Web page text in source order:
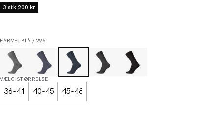
3 stk 200 kr
FARVE: BLÅ / 296
VÆLG STØRRELSE
36-41 40-45 45-48